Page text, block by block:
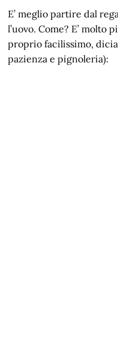
E’ meglio partire dal
l’uovo. Come? E’
proprio facilissimo,
pazienza e pignoleria):